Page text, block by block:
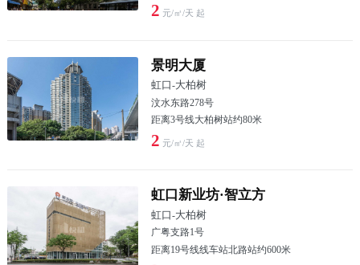
2 元/㎡/天 起
景明大厦
虹口-大柏树
汶水东路278号
距离3号线大柏树站约80米
2 元/㎡/天 起
虹口新业坊·智立方
虹口-大柏树
广粤支路1号
距离19号线线车站北路站约600米